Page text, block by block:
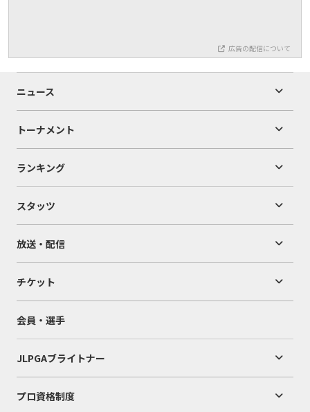
広告の配信について
ニュース
トーナメント
ランキング
スタッツ
放送・配信
チケット
会員・選手
JLPGAブライトナー
プロ資格制度